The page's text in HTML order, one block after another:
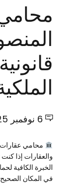
6 نوفمبر 2025
محامي عقارات
والعقارات إذا
الخبرة الكافية
في المكان